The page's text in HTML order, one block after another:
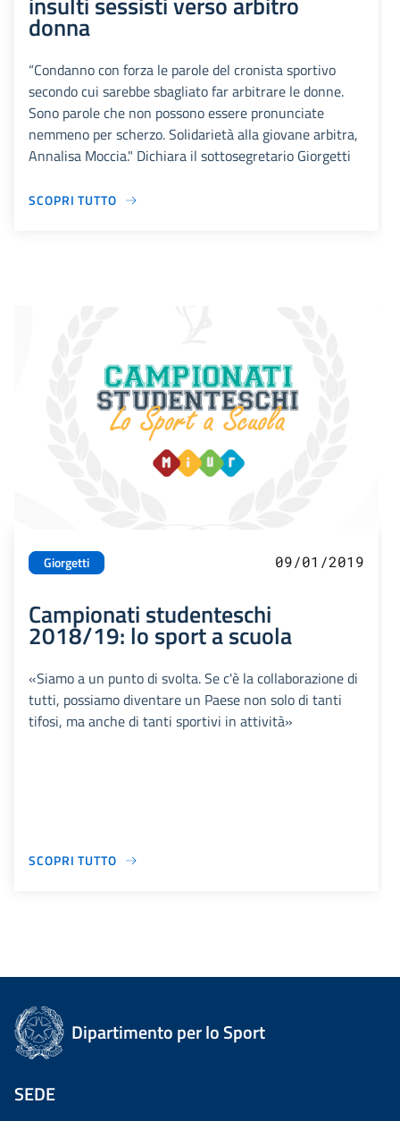
donna
“Condanno con forza le parole del cronista sportivo
secondo cui sarebbe sbagliato far arbitrare le donne.
Sono parole che non possono essere pronunciate
nemmeno per scherzo. Solidarietà alla giovane arbitra,
Annalisa Moccia." Dichiara il sottosegretario Giorgetti
SCOPRI TUTTO
Giorgetti 09/01/2019
Campionati studenteschi
2018/19: lo sport a scuola
«Siamo a un punto di svolta. Se c'è la collaborazione di
tutti, possiamo diventare un Paese non solo di tanti
tifosi, ma anche di tanti sportivi in attività»
SCOPRI TUTTO
Dipartimento per lo Sport
SEDE